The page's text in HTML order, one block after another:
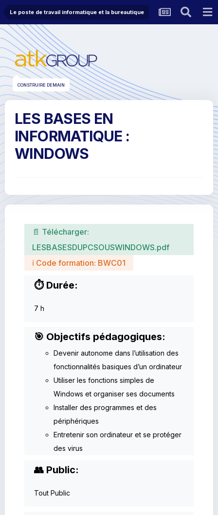
Le poste de travail informatique et la bureautique
CONSTRUIRE DEMAIN
LES BASES EN
INFORMATIQUE :
WINDOWS
📄 Télécharger:
LESBASESDUPCSOUSWINDOWS.pdf
ℹ Code formation: BWC01
⏱ Durée:
7 h
🎯 Objectifs pédagogiques:
Devenir autonome dans l’utilisation des
fonctionnalités basiques d’un ordinateur
Utiliser les fonctions simples de
Windows et organiser ses documents
Installer des programmes et des
périphériques
Entretenir son ordinateur et se protéger
des virus
👥 Public:
Tout Public